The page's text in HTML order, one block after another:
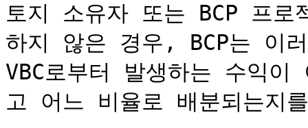
토지 소유자 또는 BCP 프
하지 않은 경우, BCP는 이
VBC로부터 발생하는 수익
고 어느 비율로 배분되는지